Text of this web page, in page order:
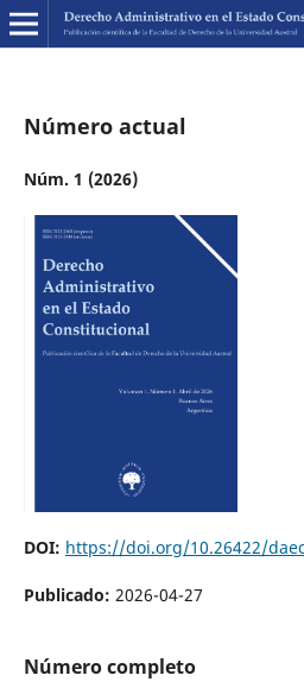
Número actual
Núm. 1 (2026)
DOI: https://doi.org/10.26422/
Publicado: 2026-04-27
Número completo